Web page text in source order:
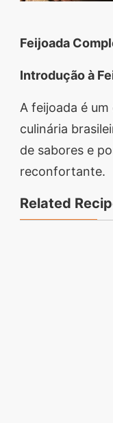
Feijoada
Introdução à
A feijoada é
culinária
de sabores e
reconfortante.
Related